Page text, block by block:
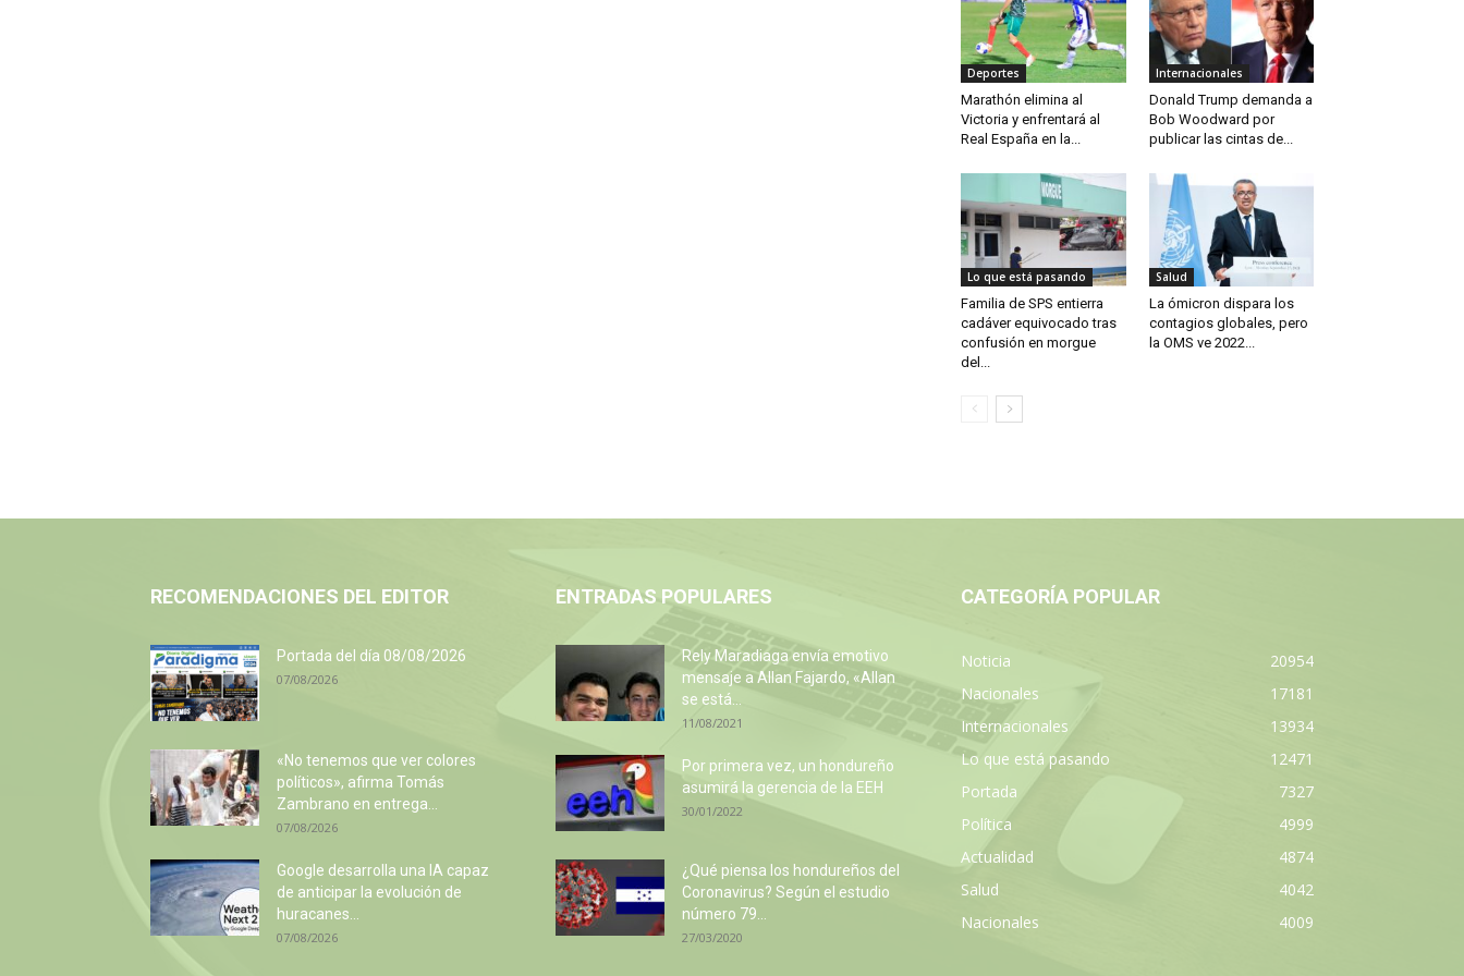
Deportes
Marathón elimina al
Victoria y enfrentará al
Real España en la...
Internacionales
Donald Trump demanda a
Bob Woodward por
publicar las cintas de...
Lo que está pasando
Familia de SPS entierra
cadáver equivocado tras
confusión en morgue
del...
Salud
La ómicron dispara los
contagios globales, pero
la OMS ve 2022...
RECOMENDACIONES DEL EDITOR
Portada del día 08/08/2026
07/08/2026
«No tenemos que ver colores
políticos», afirma Tomás
Zambrano en entrega...
07/08/2026
Google desarrolla una IA capaz
de anticipar la evolución de
huracanes...
07/08/2026
ENTRADAS POPULARES
Rely Maradiaga envía emotivo
mensaje a Allan Fajardo, «Allan
se está...
11/08/2021
Por primera vez, un hondureño
asumirá la gerencia de la EEH
30/01/2022
¿Qué piensa los hondureños del
Coronavirus? Según el estudio
número 79...
27/03/2020
CATEGORÍA POPULAR
Noticia
20954
Nacionales
17181
Internacionales
13934
Lo que está pasando
12471
Portada
7327
Política
4999
Actualidad
4874
Salud
4042
Nacionales
4009